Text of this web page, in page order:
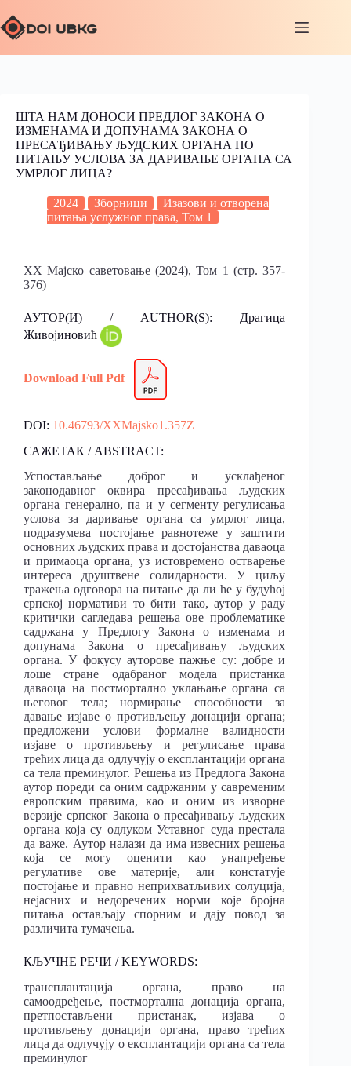
ШТА НАМ ДОНОСИ ПРЕДЛОГ ЗАКОНА О
ИЗМЕНАMA И ДОПУНАМА ЗАКОНА О
ПРЕСАЂИВАЊУ ЉУДСКИХ ОРГАНА ПО
ПИТАЊУ УСЛОВА ЗА ДАРИВАЊЕ ОРГАНА СА
УМРЛОГ ЛИЦА?
2024 Зборници
Изазови и отворена
питања услужног права, Том 1
XX Мајско саветовање (2024), Том 1 (стр. 357-
376)
АУТОР(И) / AUTHOR(S): Драгица
Живојиновић
Download Full Pdf
DOI: 10.46793/XXMajsko1.357Z
САЖЕТАК / ABSTRACT:
Успостављање доброг и усклађеног
законодавног оквира пресађивања људских
органа генерално, па и у сегменту регулисања
услова за даривање органа са умрлог лица,
подразумева постојање равнотеже у заштити
основних људских права и достојанства даваоца
и примаоца органа, уз истовремено остварење
интереса друштвене солидарности. У циљу
тражења одговора на питање да ли ће у будућој
српској нормативи то бити тако, аутор у раду
критички сагледава решења ове проблематике
садржана у Предлогу Закона о изменама и
допунама Закона о пресађивању људских
органа. У фокусу ауторове пажње су: добре и
лоше стране одабраног модела пристанка
даваоца на постмортално уклањање органа са
његовог тела; нормирање способности за
давање изјаве о противљењу донацији органа;
предложени услови формалне валидности
изјаве о противљењу и регулисање права
трећих лица да одлучују о експлантацији органа
са тела преминулог. Решења из Предлога Закона
аутор пореди са оним садржаним у савременим
европским правима, као и оним из изворне
верзије српског Закона о пресађивању људских
органа која су одлуком Уставног суда престала
да важе. Аутор налази да има извесних решења
која се могу оценити као унапређење
регулативе ове материје, али констатује
постојање и правно неприхватљивих солуција,
нејасних и недоречених норми које бројна
питања остављају спорним и дају повод за
различита тумачења.
КЉУЧНЕ РЕЧИ / KEYWORDS:
трансплантација органа, право на
самоодређење, постмортална донација органа,
претпостављени пристанак, изјава о
противљењу донацији органа, право трећих
лица да одлучују о експлантацији органа са тела
преминулог